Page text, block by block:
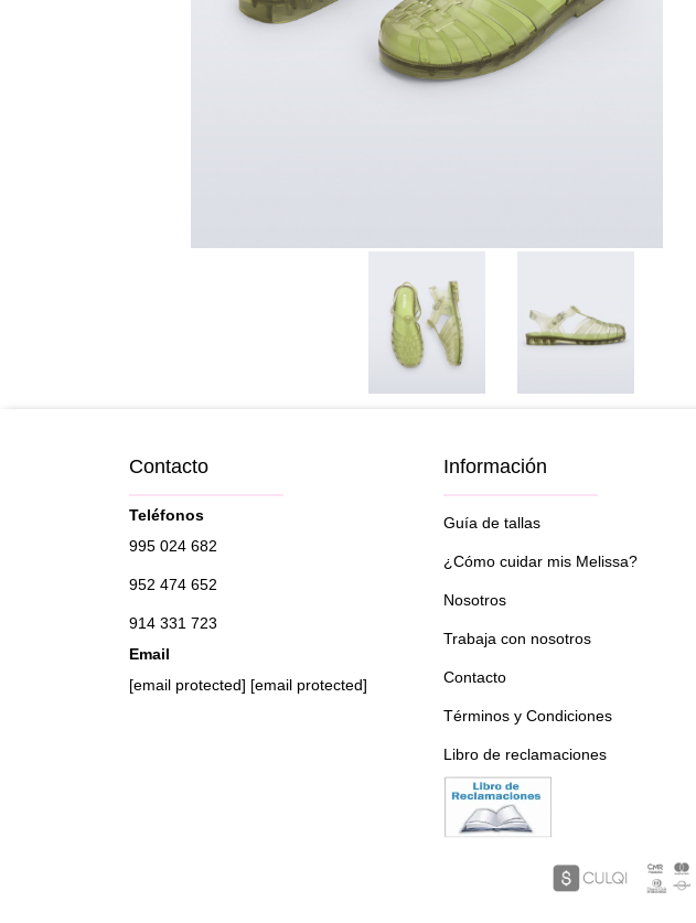
Contacto
Teléfonos
995 024 682
952 474 652
914 331 723
Email
[email protected] [email protected]
Información
Guía de tallas
¿Cómo cuidar mis Melissa?
Nosotros
Trabaja con nosotros
Contacto
Términos y Condiciones
Libro de reclamaciones